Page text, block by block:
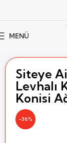
MENÜ
Trafik
Siteye
Levhalı
Konisi
-36%